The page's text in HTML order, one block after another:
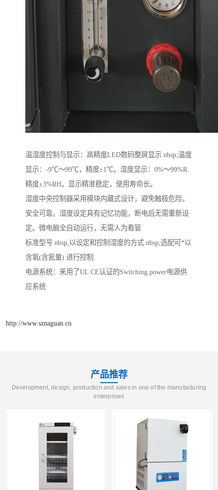
温湿度控制与显示：高精度LED数码整屏显示 nbsp;温度
显示：-9℃～99℃，精度±1℃。湿度显示：0%～99%R.
精度±3%RH。显示精准稳定，使用寿命长。
湿度中央控制器采用模块内藏式设计，避免触极危险，
安全可靠。湿度设定具有记忆功能，断电后无需重新设
定。微电脑全自动运行，无需人为看管
标准型号 nbsp;以设定和控制湿度的方式 nbsp;选配可*以
含氧(含氮量) 进行控制.
电源系统：釆用了UL CE认证的Switching power电源供
应系统
http://www.sznaguan.cn
产品推荐
Development, design, production and sales in one of the manufacturing
enterprises